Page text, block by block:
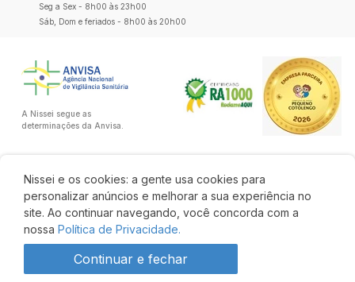
Nissei e os cookies: a gente usa cookies para
personalizar anúncios e melhorar a sua experiência no
site. Ao continuar navegando, você concorda com a
nossa Política de Privacidade.
Continuar e fechar
Seg a Sex - 8h00 às 23h00
Sáb, Dom e feriados - 8h00 às 20h00
A Nissei segue as
determinações da Anvisa.